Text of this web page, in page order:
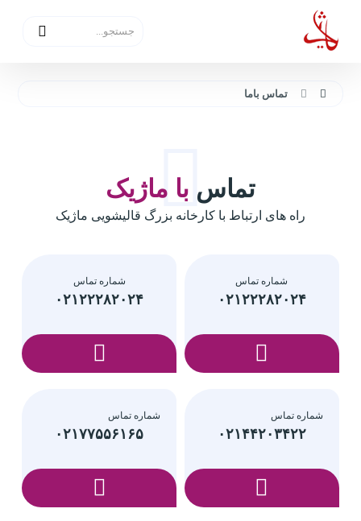
تماس باما
تماس با ماژیک
راه های ارتباط با کارخانه بزرگ قالیشویی ماژیک
شماره تماس
۰۲۱۲۲۲۸۲۰۲۴
شماره تماس
۰۲۱۲۲۲۸۲۰۲۴
شماره تماس
۰۲۱۴۴۲۰۳۴۲۲
شماره تماس
۰۲۱۷۷۵۵۶۱۶۵